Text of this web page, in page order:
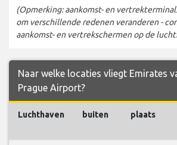
(Opmerking: aankomst- en
om verschillende redenen veranderen -
aankomst- en vertrekschermen op de
Naar welke locaties vliegt Emirates
Prague Airport?
Luchthaven buiten plaats